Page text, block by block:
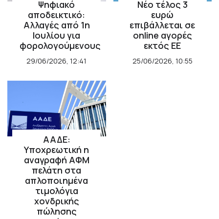
μπλακ άουτ στην Κούβα
ΔΙΕΘΝΗ 13/07/2026, 14:25
Η Ευρωπαϊκή Ένωση αναδιαρθρώνει
τον κτηνοτροφικό τομέα
13/07/2026, 14:23
Ο Σέρλοτ δέχθηκε ακραία μηνύματα
μετά τον αποκλεισμό της Νορβηγίας
ΣΠΟΡ 13/07/2026, 13:50
Ψηφιακό
αποδεικτικό:
Αλλαγές από 1η
Ιουλίου για
φορολογούμενους
29/06/2026, 12:41
Νέο τέλος 3
ευρώ
επιβάλλεται σε
online αγορές
εκτός ΕΕ
25/06/2026, 10:55
ΑΑΔΕ:
Υποχρεωτική η
αναγραφή ΑΦΜ
πελάτη στα
απλοποιημένα
τιμολόγια
χονδρικής
πώλησης